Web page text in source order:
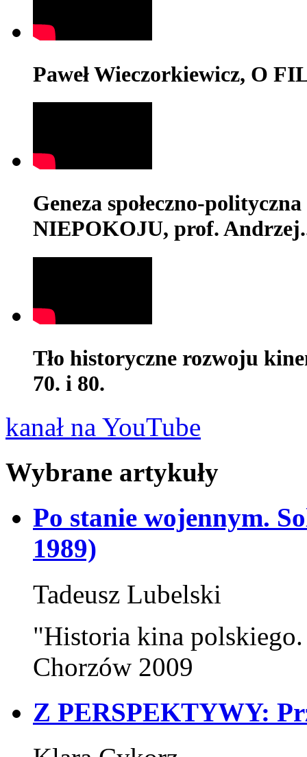
Paweł Wieczorkiewicz, O
Geneza społeczno-
NIEPOKOJU, prof.
Tło historyczne rozwoju
70. i 80.
kanał na YouTube
Wybrane artykuły
Po stanie wojennym.
1989)
Tadeusz Lubelski
"Historia kina
Chorzów 2009
Z PERSPEKTYWY: